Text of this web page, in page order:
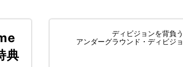
典
ディビジョンを背負
アンダーグラウンド・ディビジ